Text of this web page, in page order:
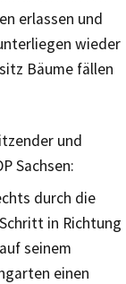
erlassen und
wieder
Bäume fällen
und
Sachsen:
durch die
in Richtung
seinem
einen